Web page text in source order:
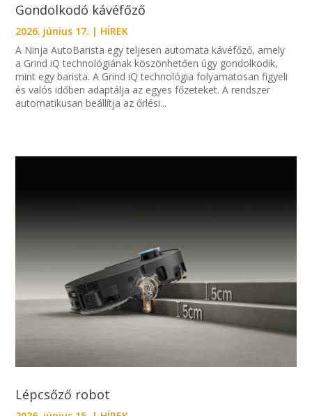
Gondolkodó kávéfőző
2026. június 17. | HÍREK
A Ninja AutoBarista egy teljesen automata kávéfőző, amely
a Grind iQ technológiának köszönhetően úgy gondolkodik,
mint egy barista. A Grind iQ technológia folyamatosan figyeli
és valós időben adaptálja az egyes főzeteket. A rendszer
automatikusan beállítja az őrlési...
Lépcsőző robot